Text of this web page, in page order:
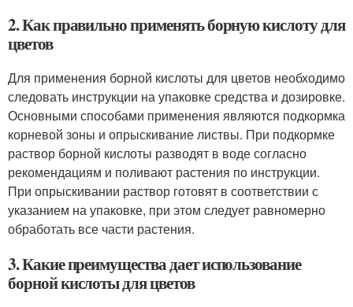
2. Как правильно применять борную кислоту для
цветов
Для применения борной кислоты для цветов необходимо
следовать инструкции на упаковке средства и дозировке.
Основными способами применения являются подкормка
корневой зоны и опрыскивание листвы. При подкормке
раствор борной кислоты разводят в воде согласно
рекомендациям и поливают растения по инструкции.
При опрыскивании раствор готовят в соответствии с
указанием на упаковке, при этом следует равномерно
обработать все части растения.
3. Какие преимущества дает использование
борной кислоты для цветов